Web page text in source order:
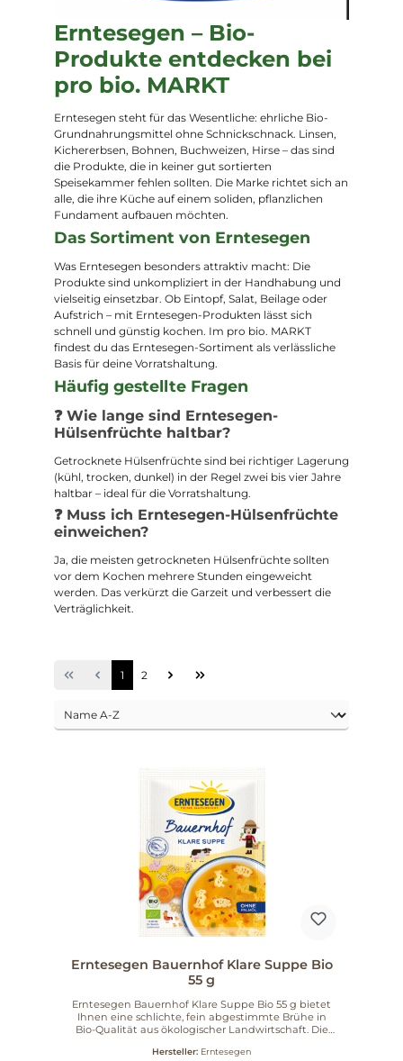
Erntesegen – Bio-
Produkte entdecken bei
pro bio. MARKT
Erntesegen steht für das Wesentliche: ehrliche Bio-
Grundnahrungsmittel ohne Schnickschnack. Linsen,
Kichererbsen, Bohnen, Buchweizen, Hirse – das sind
die Produkte, die in keiner gut sortierten
Speisekammer fehlen sollten. Die Marke richtet sich an
alle, die ihre Küche auf einem soliden, pflanzlichen
Fundament aufbauen möchten.
Das Sortiment von Erntesegen
Was Erntesegen besonders attraktiv macht: Die
Produkte sind unkompliziert in der Handhabung und
vielseitig einsetzbar. Ob Eintopf, Salat, Beilage oder
Aufstrich – mit Erntesegen-Produkten lässt sich
schnell und günstig kochen. Im pro bio. MARKT
findest du das Erntesegen-Sortiment als verlässliche
Basis für deine Vorratshaltung.
Häufig gestellte Fragen
❓ Wie lange sind Erntesegen-
Hülsenfrüchte haltbar?
Getrocknete Hülsenfrüchte sind bei richtiger Lagerung
(kühl, trocken, dunkel) in der Regel zwei bis vier Jahre
haltbar – ideal für die Vorratshaltung.
❓ Muss ich Erntesegen-Hülsenfrüchte
einweichen?
Ja, die meisten getrockneten Hülsenfrüchte sollten
vor dem Kochen mehrere Stunden eingeweicht
werden. Das verkürzt die Garzeit und verbessert die
Verträglichkeit.
1 2
Erntesegen Bauernhof Klare Suppe Bio
55 g
Erntesegen Bauernhof Klare Suppe Bio 55 g bietet
Ihnen eine schlichte, fein abgestimmte Brühe in
Bio-Qualität aus ökologischer Landwirtschaft. Die
Natur-Salz verfeinert – für einen ehrlichen
Hersteller: Erntesegen